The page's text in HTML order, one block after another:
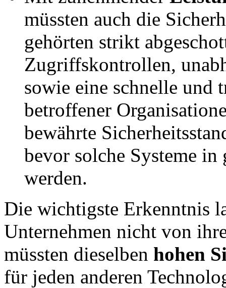
müssten auch die
gehörten strikt
Zugriffskontrollen,
sowie eine schnelle und
betroffener
bewährte
bevor solche Systeme in
werden.
Die wichtigste Erkenntnis
Unternehmen nicht von
müssten dieselben hohen
für jeden anderen